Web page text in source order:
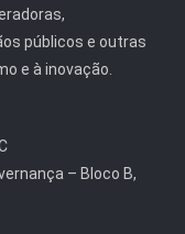
públicos e outras
e à inovação.
– Bloco B,